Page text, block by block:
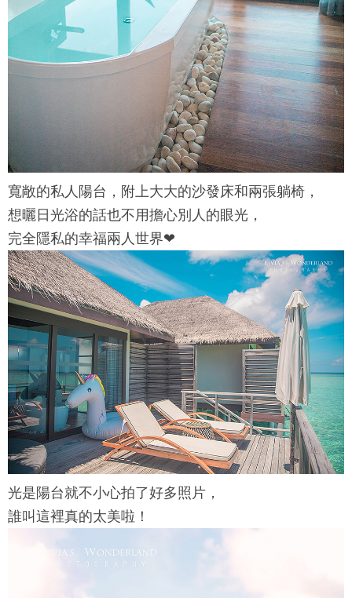
寬敞的私人陽台，附上大大的沙發床和兩張躺椅，
想曬日光浴的話也不用擔心別人的眼光，
完全隱私的幸福兩人世界❤
光是陽台就不小心拍了好多照片，
誰叫這裡真的太美啦！